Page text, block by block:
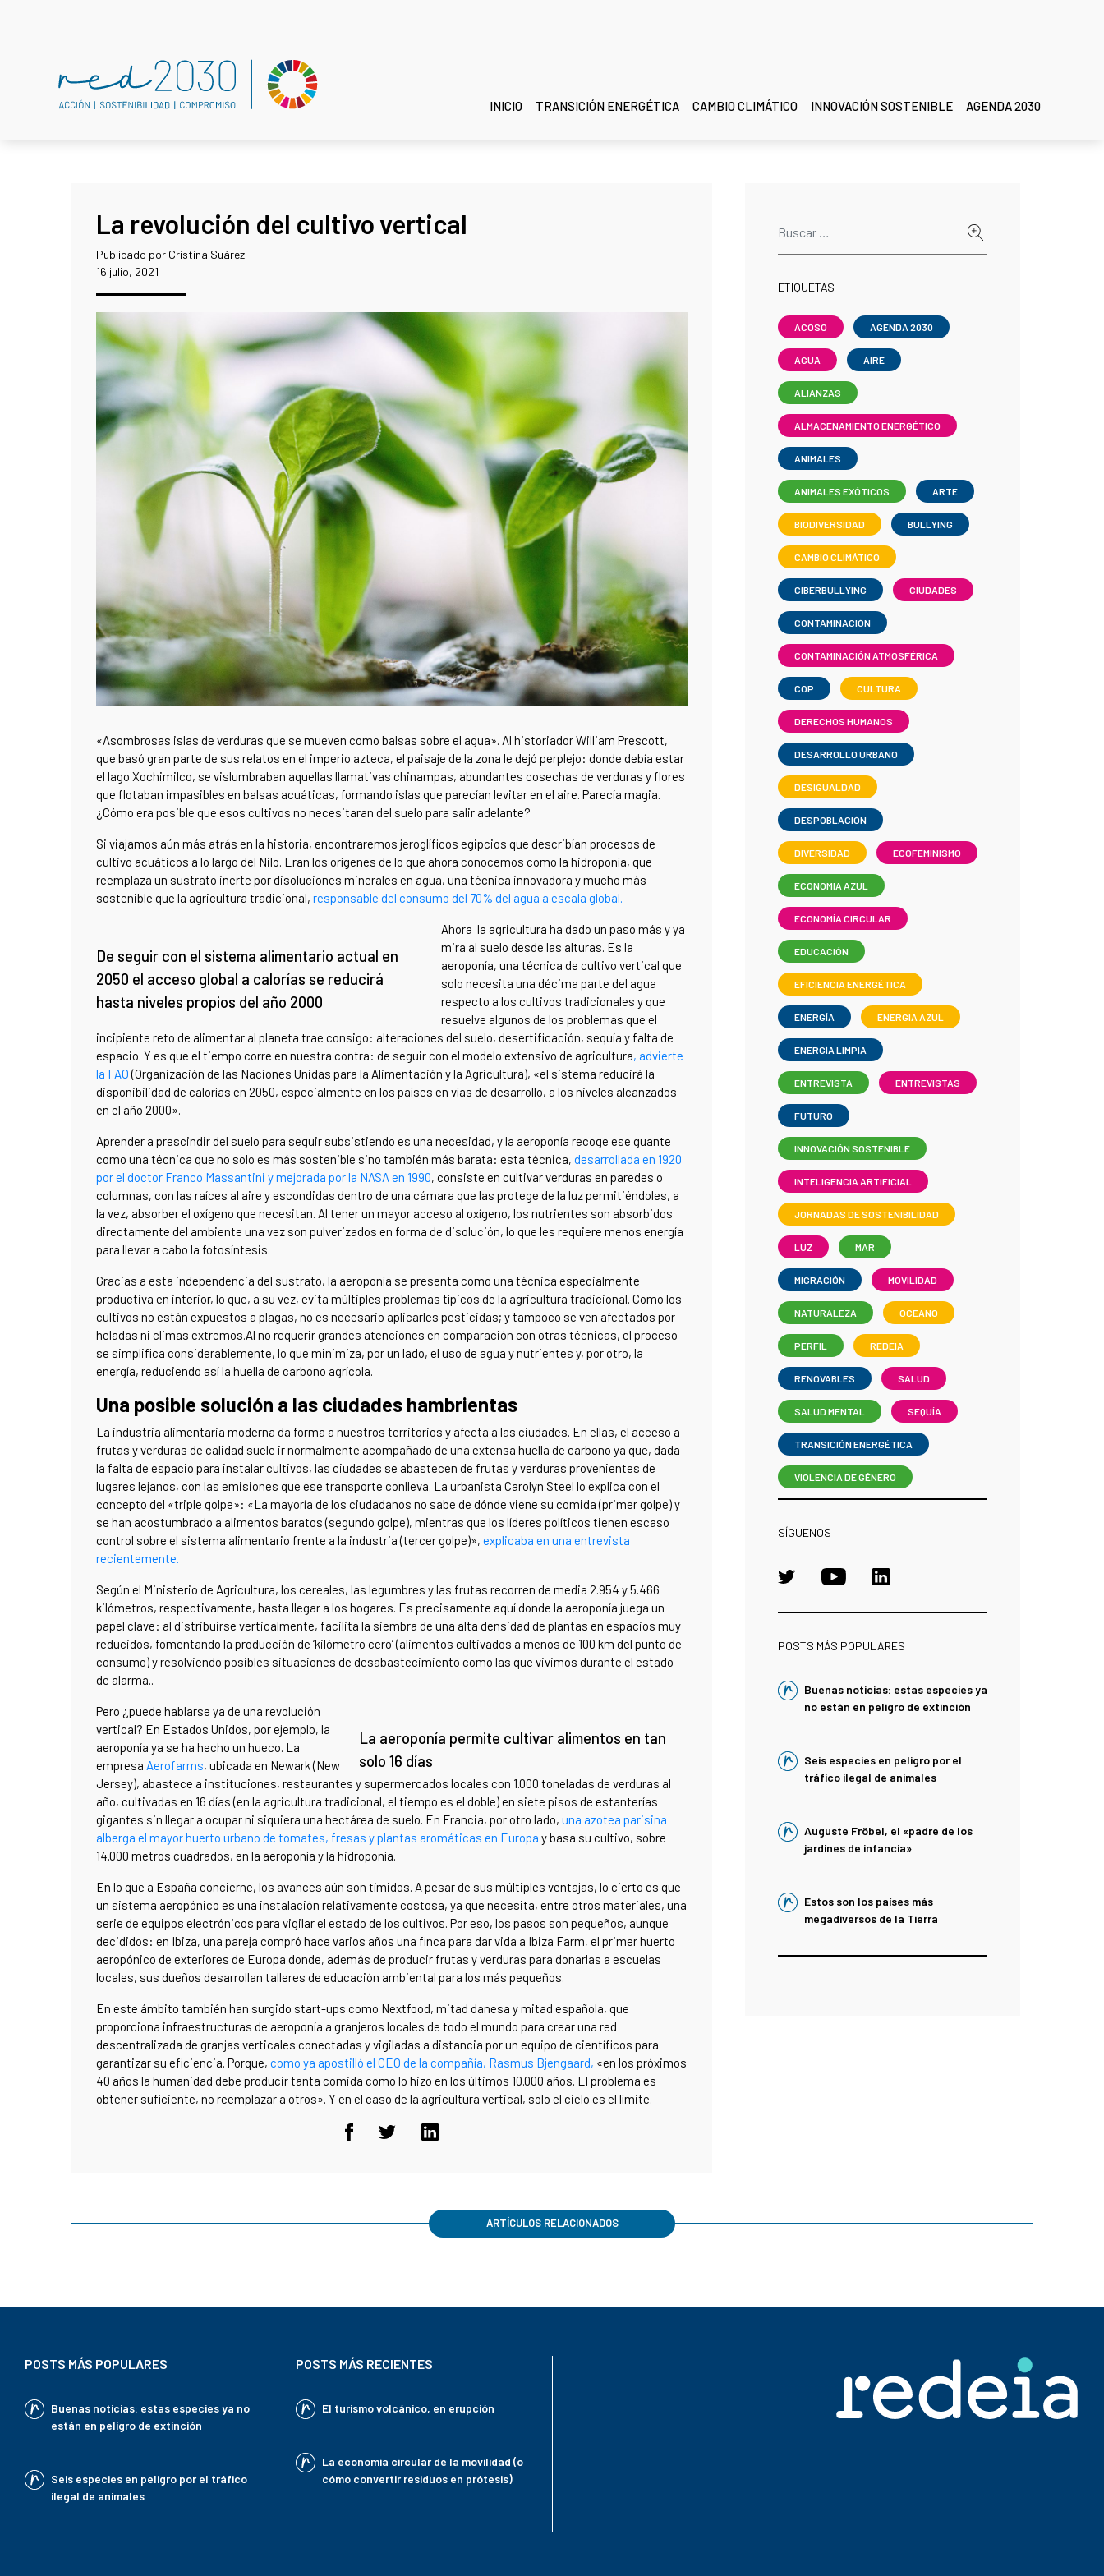
INICIO TRANSICIÓN ENERGÉTICA CAMBIO CLIMÁTICO INNOVACIÓN SOSTENIBLE AGENDA 2030
La revolución del cultivo vertical
Publicado por Cristina Suárez
16 julio, 2021
«Asombrosas islas de verduras que se mueven como balsas sobre el agua». Al historiador William Prescott,
que basó gran parte de sus relatos en el imperio azteca, el paisaje de la zona le dejó perplejo: donde debía estar
el lago Xochimilco, se vislumbraban aquellas llamativas chinampas, abundantes cosechas de verduras y flores
que flotaban impasibles en balsas acuáticas, formando islas que parecían levitar en el aire. Parecía magia.
¿Cómo era posible que esos cultivos no necesitaran del suelo para salir adelante?
Si viajamos aún más atrás en la historia, encontraremos jeroglíficos egipcios que describían procesos de
cultivo acuáticos a lo largo del Nilo. Eran los orígenes de lo que ahora conocemos como la hidroponía, que
reemplaza un sustrato inerte por disoluciones minerales en agua, una técnica innovadora y mucho más
sostenible que la agricultura tradicional, responsable del consumo del 70% del agua a escala global.
De seguir con el sistema alimentario actual en
2050 el acceso global a calorías se reducirá
hasta niveles propios del año 2000
Ahora la agricultura ha dado un paso más y ya
mira al suelo desde las alturas. Es la
aeroponía, una técnica de cultivo vertical que
solo necesita una décima parte del agua
respecto a los cultivos tradicionales y que
resuelve algunos de los problemas que el
incipiente reto de alimentar al planeta trae consigo: alteraciones del suelo, desertificación, sequía y falta de
espacio. Y es que el tiempo corre en nuestra contra: de seguir con el modelo extensivo de agricultura, advierte
la FAO(Organización de las Naciones Unidas para la Alimentación y la Agricultura), «el sistema reducirá la
disponibilidad de calorías en 2050, especialmente en los países en vías de desarrollo, a los niveles alcanzados
en el año 2000».
Aprender a prescindir del suelo para seguir subsistiendo es una necesidad, y la aeroponía recoge ese guante
como una técnica que no solo es más sostenible sino también más barata: esta técnica, desarrollada en 1920
por el doctor Franco Massantini y mejorada por la NASA en 1990, consiste en cultivar verduras en paredes o
columnas, con las raíces al aire y escondidas dentro de una cámara que las protege de la luz permitiéndoles, a
la vez, absorber el oxígeno que necesitan. Al tener un mayor acceso al oxígeno, los nutrientes son absorbidos
directamente del ambiente una vez son pulverizados en forma de disolución, lo que les requiere menos energía
para llevar a cabo la fotosíntesis.
Gracias a esta independencia del sustrato, la aeroponía se presenta como una técnica especialmente
productiva en interior, lo que, a su vez, evita múltiples problemas típicos de la agricultura tradicional. Como los
cultivos no están expuestos a plagas, no es necesario aplicarles pesticidas; y tampoco se ven afectados por
heladas ni climas extremos.Al no requerir grandes atenciones en comparación con otras técnicas, el proceso
se simplifica considerablemente, lo que minimiza, por un lado, el uso de agua y nutrientes y, por otro, la
energía, reduciendo así la huella de carbono agrícola.
Una posible solución a las ciudades hambrientas
La industria alimentaria moderna da forma a nuestros territorios y afecta a las ciudades. En ellas, el acceso a
frutas y verduras de calidad suele ir normalmente acompañado de una extensa huella de carbono ya que, dada
la falta de espacio para instalar cultivos, las ciudades se abastecen de frutas y verduras provenientes de
lugares lejanos, con las emisiones que ese transporte conlleva. La urbanista Carolyn Steel lo explica con el
concepto del «triple golpe»: «La mayoría de los ciudadanos no sabe de dónde viene su comida (primer golpe) y
se han acostumbrado a alimentos baratos (segundo golpe), mientras que los líderes políticos tienen escaso
control sobre el sistema alimentario frente a la industria (tercer golpe)», explicaba en una entrevista
recientemente.
Según el Ministerio de Agricultura, los cereales, las legumbres y las frutas recorren de media 2.954 y 5.466
kilómetros, respectivamente, hasta llegar a los hogares. Es precisamente aquí donde la aeroponía juega un
papel clave: al distribuirse verticalmente, facilita la siembra de una alta densidad de plantas en espacios muy
reducidos, fomentando la producción de ‘kilómetro cero’ (alimentos cultivados a menos de 100 km del punto de
consumo) y resolviendo posibles situaciones de desabastecimiento como las que vivimos durante el estado
de alarma..
La aeroponía permite cultivar alimentos en tan
solo 16 días
Pero ¿puede hablarse ya de una revolución
vertical? En Estados Unidos, por ejemplo, la
aeroponía ya se ha hecho un hueco. La
empresa Aerofarms, ubicada en Newark (New
Jersey), abastece a instituciones, restaurantes y supermercados locales con 1.000 toneladas de verduras al
año, cultivadas en 16 días (en la agricultura tradicional, el tiempo es el doble) en siete pisos de estanterías
gigantes sin llegar a ocupar ni siquiera una hectárea de suelo. En Francia, por otro lado, una azotea parisina
alberga el mayor huerto urbano de tomates, fresas y plantas aromáticas en Europa y basa su cultivo, sobre
14.000 metros cuadrados, en la aeroponía y la hidroponía.
En lo que a España concierne, los avances aún son tímidos. A pesar de sus múltiples ventajas, lo cierto es que
un sistema aeropónico es una instalación relativamente costosa, ya que necesita, entre otros materiales, una
serie de equipos electrónicos para vigilar el estado de los cultivos. Por eso, los pasos son pequeños, aunque
decididos: en Ibiza, una pareja compró hace varios años una finca para dar vida a Ibiza Farm, el primer huerto
aeropónico de exteriores de Europa donde, además de producir frutas y verduras para donarlas a escuelas
locales, sus dueños desarrollan talleres de educación ambiental para los más pequeños.
En este ámbito también han surgido start-ups como Nextfood, mitad danesa y mitad española, que
proporciona infraestructuras de aeroponía a granjeros locales de todo el mundo para crear una red
descentralizada de granjas verticales conectadas y vigiladas a distancia por un equipo de científicos para
garantizar su eficiencia. Porque, como ya apostilló el CEO de la compañía, Rasmus Bjengaard, «en los próximos
40 años la humanidad debe producir tanta comida como lo hizo en los últimos 10.000 años. El problema es
obtener suficiente, no reemplazar a otros». Y en el caso de la agricultura vertical, solo el cielo es el límite.
ETIQUETAS
ACOSO AGENDA 2030
AGUA AIRE
ALIANZAS
ALMACENAMIENTO ENERGÉTICO
ANIMALES
ANIMALES EXÓTICOS ARTE
BIODIVERSIDAD BULLYING
CAMBIO CLIMÁTICO
CIBERBULLYING CIUDADES
CONTAMINACIÓN
CONTAMINACIÓN ATMOSFÉRICA
COP CULTURA
DERECHOS HUMANOS
DESARROLLO URBANO
DESIGUALDAD
DESPOBLACIÓN
DIVERSIDAD ECOFEMINISMO
ECONOMIA AZUL
ECONOMÍA CIRCULAR
EDUCACIÓN
EFICIENCIA ENERGÉTICA
ENERGÍA ENERGIA AZUL
ENERGÍA LIMPIA
ENTREVISTA ENTREVISTAS
FUTURO
INNOVACIÓN SOSTENIBLE
INTELIGENCIA ARTIFICIAL
JORNADAS DE SOSTENIBILIDAD
LUZ MAR
MIGRACIÓN MOVILIDAD
NATURALEZA OCEANO
PERFIL REDEIA
RENOVABLES SALUD
SALUD MENTAL SEQUÍA
TRANSICIÓN ENERGÉTICA
VIOLENCIA DE GÉNERO
SÍGUENOS
POSTS MÁS POPULARES
Buenas noticias: estas especies ya
no están en peligro de extinción
Seis especies en peligro por el
tráfico ilegal de animales
Auguste Fröbel, el «padre de los
jardines de infancia»
Estos son los países más
megadiversos de la Tierra
ARTÍCULOS RELACIONADOS
POSTS MÁS POPULARES
Buenas noticias: estas especies ya no
están en peligro de extinción
Seis especies en peligro por el tráfico
ilegal de animales
POSTS MÁS RECIENTES
El turismo volcánico, en erupción
La economía circular de la movilidad (o
cómo convertir residuos en prótesis)